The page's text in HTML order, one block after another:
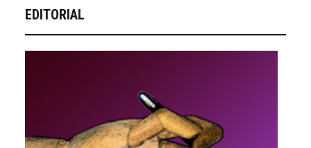
EDITORIAL